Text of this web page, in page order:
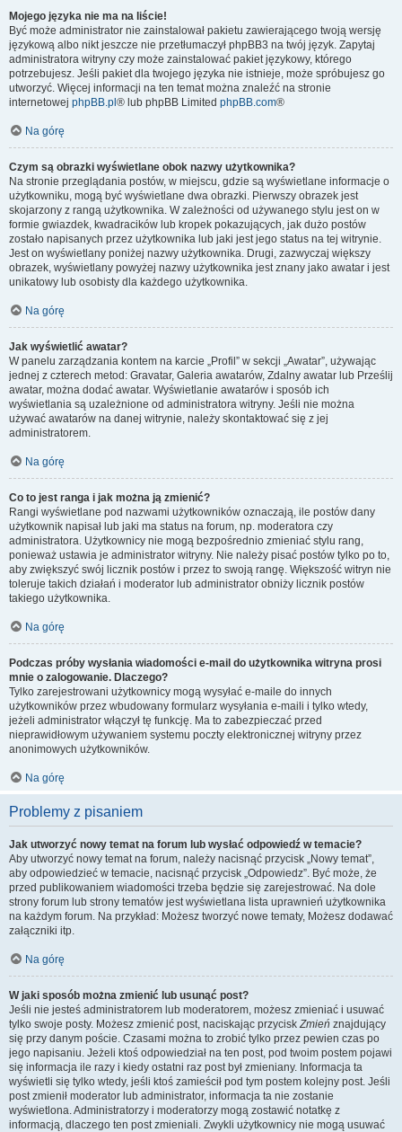
Mojego języka nie ma na liście!
Być może administrator nie zainstalował pakietu zawierającego twoją wersję
językową albo nikt jeszcze nie przetłumaczył phpBB3 na twój język. Zapytaj
administratora witryny czy może zainstalować pakiet językowy, którego
potrzebujesz. Jeśli pakiet dla twojego języka nie istnieje, może spróbujesz go
utworzyć. Więcej informacji na ten temat można znaleźć na stronie
internetowej phpBB.pl ® lub phpBB Limited phpBB.com®
Na górę
Czym są obrazki wyświetlane obok nazwy użytkownika?
Na stronie przeglądania postów, w miejscu, gdzie są wyświetlane informacje o
użytkowniku, mogą być wyświetlane dwa obrazki. Pierwszy obrazek jest
skojarzony z rangą użytkownika. W zależności od używanego stylu jest on w
formie gwiazdek, kwadracików lub kropek pokazujących, jak dużo postów
zostało napisanych przez użytkownika lub jaki jest jego status na tej witrynie.
Jest on wyświetlany poniżej nazwy użytkownika. Drugi, zazwyczaj większy
obrazek, wyświetlany powyżej nazwy użytkownika jest znany jako awatar i jest
unikatowy lub osobisty dla każdego użytkownika.
Na górę
Jak wyświetlić awatar?
W panelu zarządzania kontem na karcie „Profil” w sekcji „Awatar”, używając
jednej z czterech metod: Gravatar, Galeria awatarów, Zdalny awatar lub Prześlij
awatar, można dodać awatar. Wyświetlanie awatarów i sposób ich
wyświetlania są uzależnione od administratora witryny. Jeśli nie można
używać awatarów na danej witrynie, należy skontaktować się z jej
administratorem.
Na górę
Co to jest ranga i jak można ją zmienić?
Rangi wyświetlane pod nazwami użytkowników oznaczają, ile postów dany
użytkownik napisał lub jaki ma status na forum, np. moderatora czy
administratora. Użytkownicy nie mogą bezpośrednio zmieniać stylu rang,
ponieważ ustawia je administrator witryny. Nie należy pisać postów tylko po to,
aby zwiększyć swój licznik postów i przez to swoją rangę. Większość witryn nie
toleruje takich działań i moderator lub administrator obniży licznik postów
takiego użytkownika.
Na górę
Podczas próby wysłania wiadomości e-mail do użytkownika witryna prosi
mnie o zalogowanie. Dlaczego?
Tylko zarejestrowani użytkownicy mogą wysyłać e-maile do innych
użytkowników przez wbudowany formularz wysyłania e-maili i tylko wtedy,
jeżeli administrator włączył tę funkcję. Ma to zabezpieczać przed
nieprawidłowym używaniem systemu poczty elektronicznej witryny przez
anonimowych użytkowników.
Na górę
Problemy z pisaniem
Jak utworzyć nowy temat na forum lub wysłać odpowiedź w temacie?
Aby utworzyć nowy temat na forum, należy nacisnąć przycisk „Nowy temat”,
aby odpowiedzieć w temacie, nacisnąć przycisk „Odpowiedz”. Być może, że
przed publikowaniem wiadomości trzeba będzie się zarejestrować. Na dole
strony forum lub strony tematów jest wyświetlana lista uprawnień użytkownika
na każdym forum. Na przykład: Możesz tworzyć nowe tematy, Możesz dodawać
załączniki itp.
Na górę
W jaki sposób można zmienić lub usunąć post?
Jeśli nie jesteś administratorem lub moderatorem, możesz zmieniać i usuwać
tylko swoje posty. Możesz zmienić post, naciskając przyciskZmień znajdujący
się przy danym poście. Czasami można to zrobić tylko przez pewien czas po
jego napisaniu. Jeżeli ktoś odpowiedział na ten post, pod twoim postem pojawi
się informacja ile razy i kiedy ostatni raz post był zmieniany. Informacja ta
wyświetli się tylko wtedy, jeśli ktoś zamieścił pod tym postem kolejny post. Jeśli
post zmienił moderator lub administrator, informacja ta nie zostanie
wyświetlona. Administratorzy i moderatorzy mogą zostawić notatkę z
informacją, dlaczego ten post zmieniali. Zwykli użytkownicy nie mogą usuwać